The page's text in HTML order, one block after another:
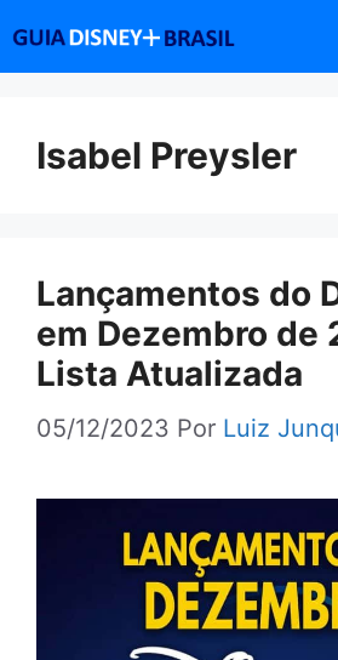
conteúdo
Isabel Preysler
Lançamentos do
em Dezembro de
Lista Atualizada
05/12/2023 Por Luiz